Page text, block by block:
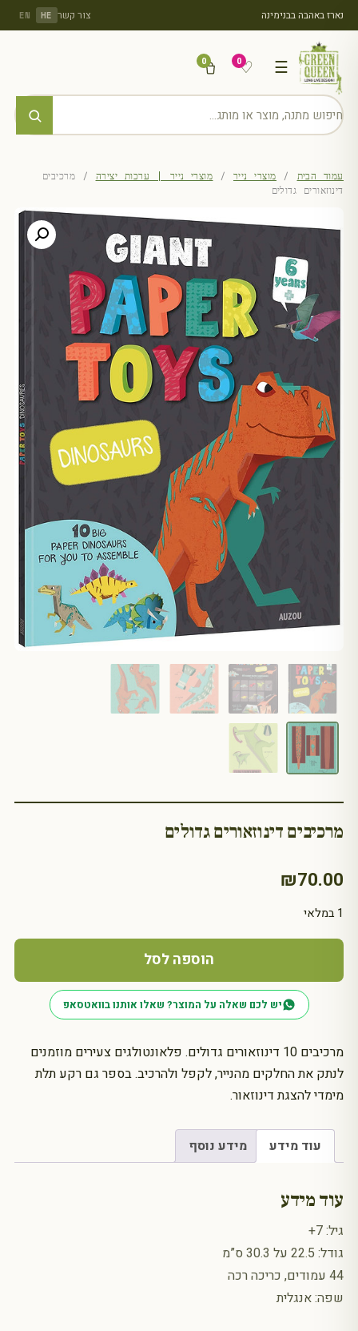
נארז באהבה בבנימינה צור קשר HE
EN
☰
♡
0
0
עמוד הבית / מוצרי נייר / מוצרי נייר | ערכות יצירה / מרכיבים
דינוזאורים גדולים
מרכיבים דינוזאורים גדולים
₪70.00
מרכיבים 10 דינוזאורים גדולים. פלאונטולגים צעירים מוזמנים
לנתק את החלקים מהנייר, לקפל ולהרכיב. בספר גם רקע תלת
מימדי להצגת דינוזאור.
1 במלאי
כמות
מרכיבים
דינוזאורים
הוספה לסל
יש לכם שאלה על המוצר? שאלו אותנו בוואטסאפ
עוד מידע מידע נוסף
עוד מידע
גיל: 7+
גודל: 22.5 על 30.3 ס”מ
44 עמודים, כריכה רכה
שפה: אנגלית